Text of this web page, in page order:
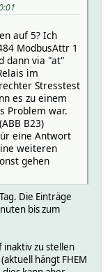
auf 5? Ich
ModbusAttr 1
dann via "at"
im
Stresstest
es zu einem
Problem war.
B23)
eine Antwort
weiteren
gehen
Die Einträge
bis zum
inaktiv zu stellen
hängt FHEM